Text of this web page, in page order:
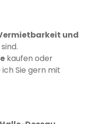
und
sind.
kaufen oder
Sie gern mit